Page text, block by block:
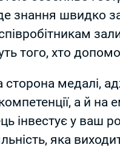
де знання швидко
того, хто
сторона медалі,
а й на
інвестує у ваш
яка